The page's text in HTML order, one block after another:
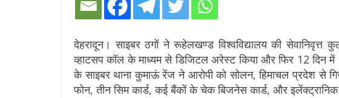
देहरादून। साइबर ठगों ने रूहेलखण्ड विश्वविद्यालय की
व्हाटसप कॉल के माध्यम से डिजिटल अरेस्ट किया और फिर 12 दिन
के साइबर थाना कुमाऊं रेंज ने आरोपी को सोलन, हिमाचल प्रदेश से
फोन, तीन सिम कार्ड, कई बैंकों के चेक बिजनेस कार्ड, और